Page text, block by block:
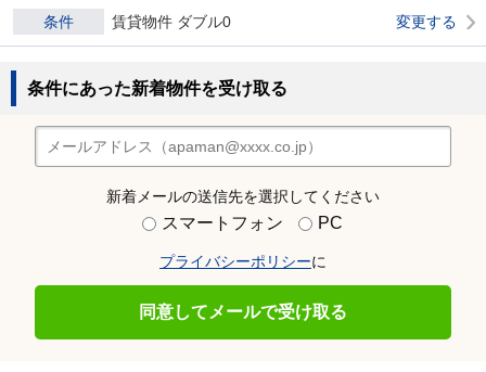
条件 賃貸物件 ダブル0 変更する
条件にあった新着物件を受け取る
新着メールの送信先を選択してください
スマートフォン PC
プライバシーポリシーに
同意してメールで受け取る